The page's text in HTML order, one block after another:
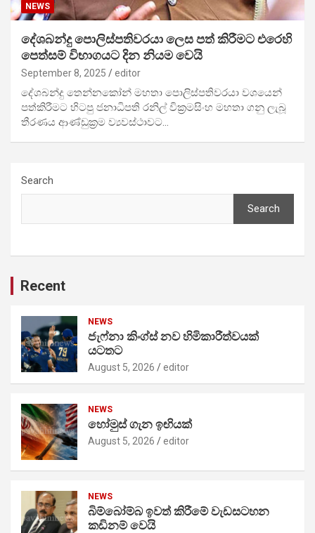
NEWS
දේශබන්දු පොලිස්පතිවරයා ලෙස පත් කිරීමට එරෙහි
පෙත්සම් විභාගයට දින නියම වෙයි
September 8, 2025 editor
දේශබන්දු තෙන්නකෝන් මහතා පොලිස්පතිවරයා වශයෙන්
පත්කිරීමට හිටපු ජනාධිපති රනිල් වික්‍රමසිංහ මහතා ගනු ලැබූ
තීරණය ආණ්ඩුක්‍රම ව්‍යවස්ථාවට…
Search
Search
Recent
NEWS
ජැෆ්නා කිංග්ස් නව හිමිකාරීත්වයක්
යටතට
August 5, 2026 editor
NEWS
හෝමුස් ගැන ඉඟියක්
August 5, 2026 editor
NEWS
බිම්බෝම්බ ඉවත් කිරීමේ වැඩසටහන
කඩිනම් වෙයි